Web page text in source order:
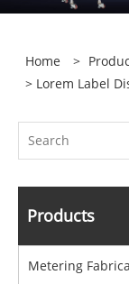
Home >
> Lorem Label
Products
Metering